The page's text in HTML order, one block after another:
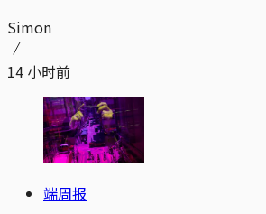
Simon
14 小时前
端周报